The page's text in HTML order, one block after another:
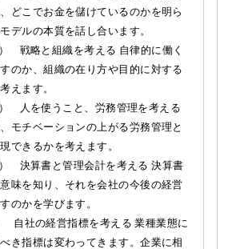
どこでお金を儲けているのかを明ら
デルの本質を話し合います。
戦略と組織を考える 自律的に働く
のか、組織の在り方や目的に対する
えます。
人を使うこと、労務管理を考える
モチベーションの上がる労務管理と
できるかを考えます。
決算書と管理会計を考える 決算書
味を知り、それを会社の今後の経営
のかを学びます。
自社の経営指標を考える 業種業態に
き指標は変わってきます。企業に相